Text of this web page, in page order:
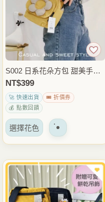
S002 日系花朵方包 甜美手提
斜背兩用包 可愛小方包 大小
款外出包
NT$399
🚀 快速出貨
🎟️ 折價券
💰 點數回饋
選擇花色 該
有
多
變